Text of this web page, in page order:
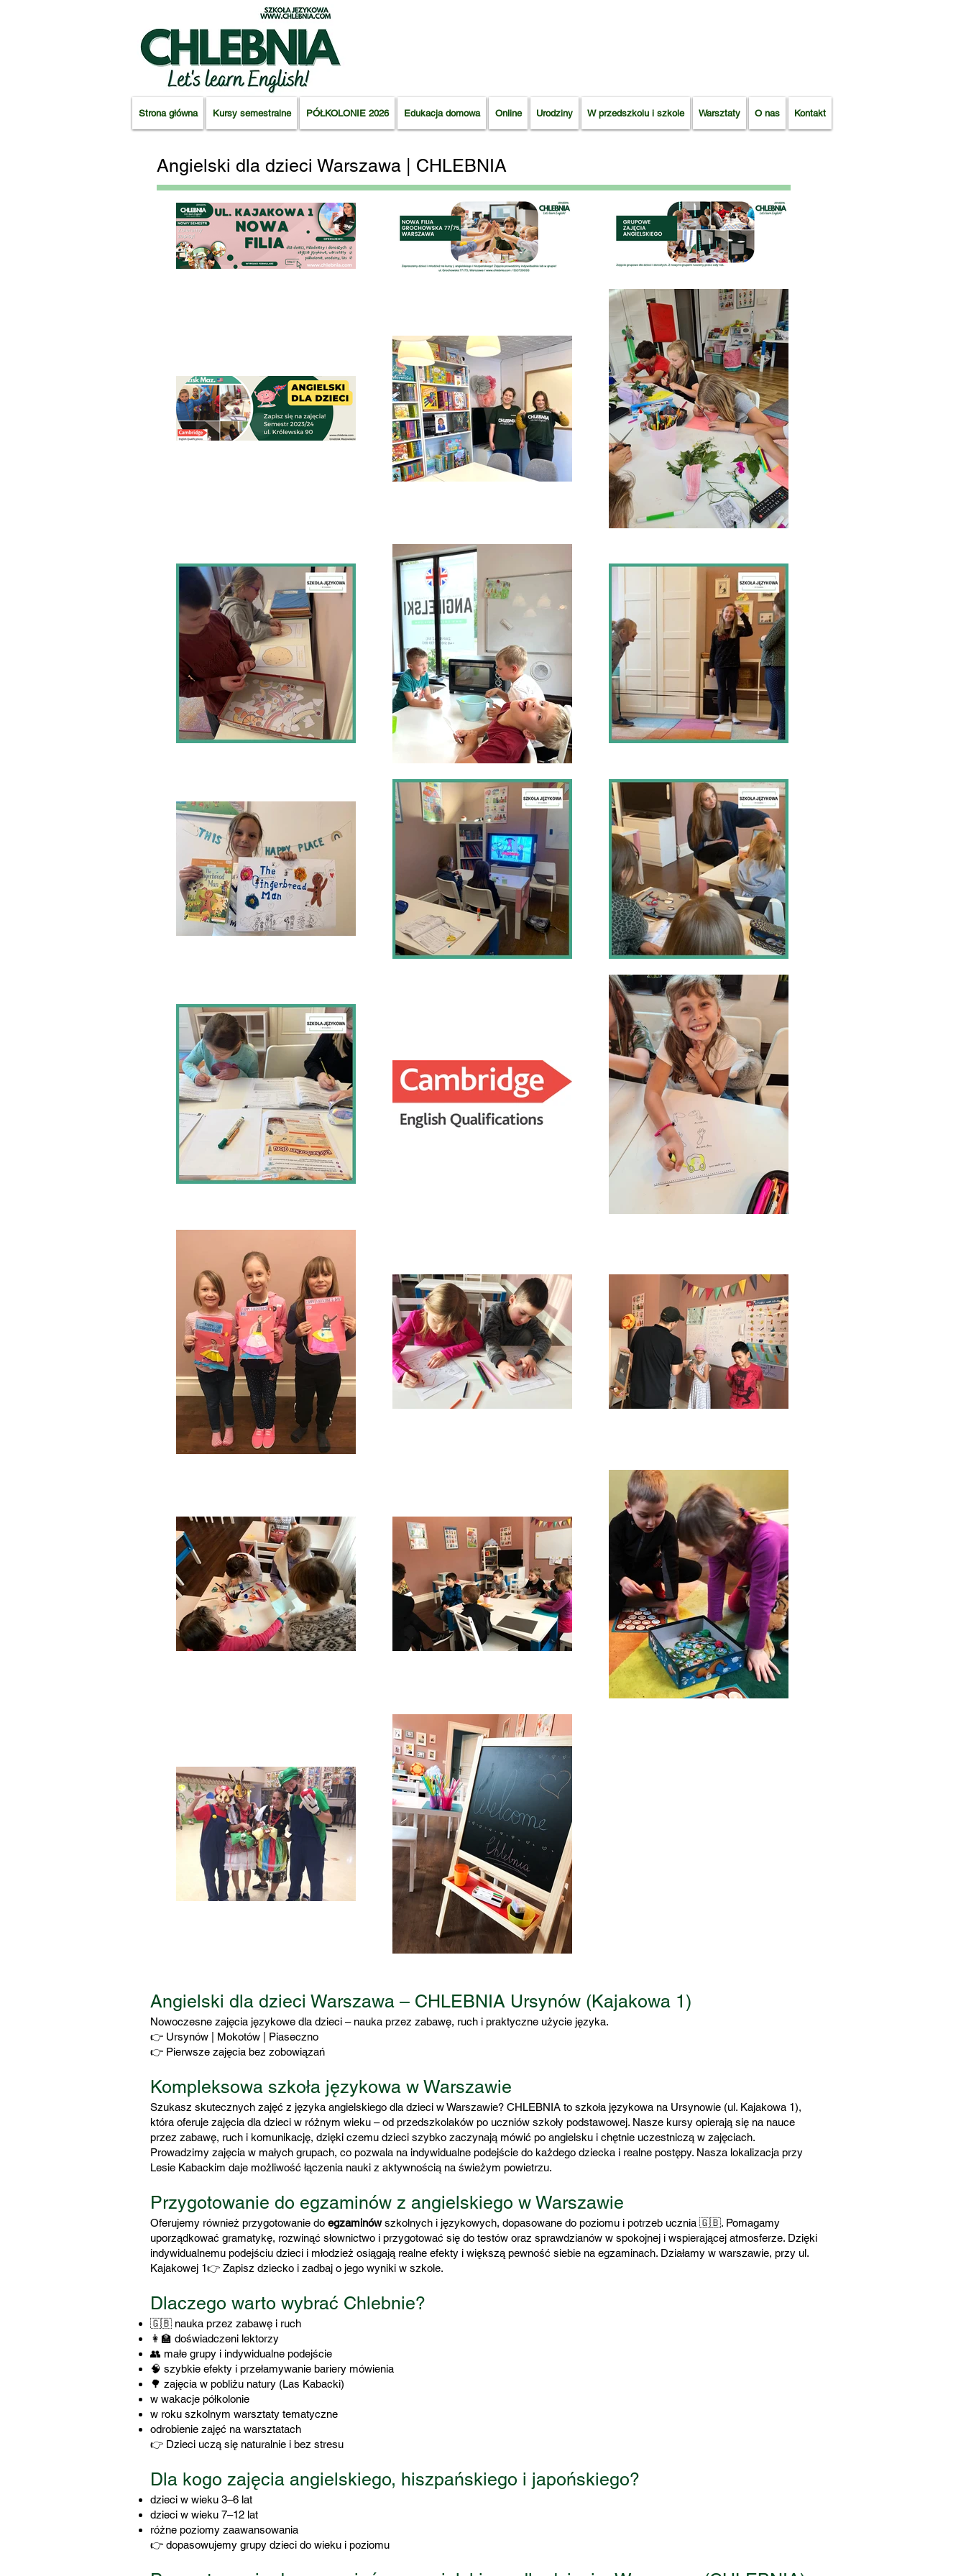
Strona główna Kursy semestralne PÓŁKOLONIE 2026 Edukacja domowa Online Urodziny W przedszkolu i szkole Warsztaty O nas Kontakt
Angielski dla dzieci Warszawa | CHLEBNIA
Angielski dla dzieci Warszawa – CHLEBNIA Ursynów (Kajakowa 1)
Nowoczesne zajęcia językowe dla dzieci – nauka przez zabawę, ruch i praktyczne użycie języka.
👉 Ursynów | Mokotów | Piaseczno
👉 Pierwsze zajęcia bez zobowiązań
Kompleksowa szkoła językowa w Warszawie
Szukasz skutecznych zajęć z języka angielskiego dla dzieci w Warszawie? CHLEBNIA to szkoła językowa na Ursynowie (ul. Kajakowa 1),
która oferuje zajęcia dla dzieci w różnym wieku – od przedszkolaków po uczniów szkoły podstawowej. Nasze kursy opierają się na nauce
przez zabawę, ruch i komunikację, dzięki czemu dzieci szybko zaczynają mówić po angielsku i chętnie uczestniczą w zajęciach.
Prowadzimy zajęcia w małych grupach, co pozwala na indywidualne podejście do każdego dziecka i realne postępy. Nasza lokalizacja przy
Lesie Kabackim daje możliwość łączenia nauki z aktywnością na świeżym powietrzu.
Przygotowanie do egzaminów z angielskiego w Warszawie
Oferujemy również przygotowanie do egzaminówszkolnych i językowych, dopasowane do poziomu i potrzeb ucznia 🇬🇧. Pomagamy
uporządkować gramatykę, rozwinąć słownictwo i przygotować się do testów oraz sprawdzianów w spokojnej i wspierającej atmosferze. Dzięki
indywidualnemu podejściu dzieci i młodzież osiągają realne efekty i większą pewność siebie na egzaminach. Działamy w warszawie, przy ul.
Kajakowej 1👉 Zapisz dziecko i zadbaj o jego wyniki w szkole.
Dlaczego warto wybrać Chlebnie?
🇬🇧 nauka przez zabawę i ruch
👩‍🏫 doświadczeni lektorzy
👥 małe grupy i indywidualne podejście
🧠 szybkie efekty i przełamywanie bariery mówienia
🌳 zajęcia w pobliżu natury (Las Kabacki)
w wakacje półkolonie
w roku szkolnym warsztaty tematyczne
odrobienie zajęć na warsztatach
👉 Dzieci uczą się naturalnie i bez stresu
Dla kogo zajęcia angielskiego, hiszpańskiego i japońskiego?
dzieci w wieku 3–6 lat
dzieci w wieku 7–12 lat
różne poziomy zaawansowania
👉 dopasowujemy grupy dzieci do wieku i poziomu